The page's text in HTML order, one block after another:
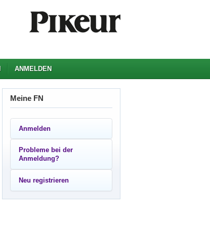
ANMELDEN
Meine FN
Anmelden
Probleme bei der
Anmeldung?
Neu registrieren